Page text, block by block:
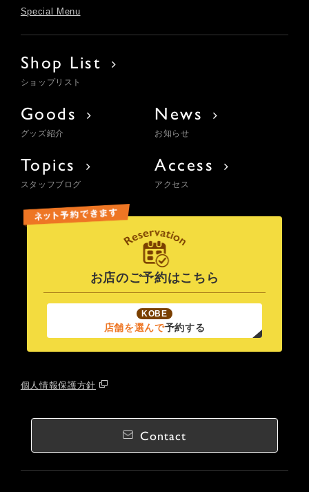
Special Menu
Shop List
ショップリスト
Goods
グッズ紹介
News
お知らせ
Topics
スタッフブログ
Access
アクセス
お店のご予約はこちら
KOBE
店舗を選んで予約する
個人情報保護方針
Contact